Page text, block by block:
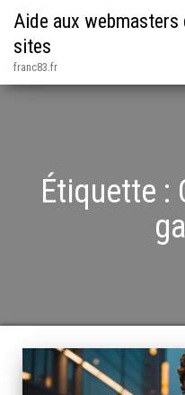
Aide aux
sites
franc83.fr
Étiquette :